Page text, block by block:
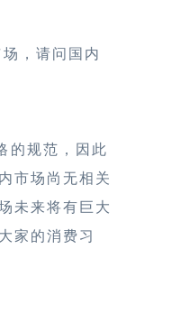
，请问国内
的规范，因此
市场尚无相关
未来将有巨大
家的消费习